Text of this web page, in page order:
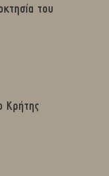
του
Κρήτης